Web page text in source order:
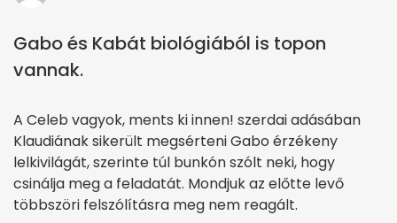
Gabo és Kabát biológiából is topon
vannak.
A Celeb vagyok, ments ki innen! szerdai adásában
Klaudiának sikerült megsérteni Gabo érzékeny
lelkivilágát, szerinte túl bunkón szólt neki, hogy
csinálja meg a feladatát. Mondjuk az előtte levő
többszöri felszólításra meg nem reagált.